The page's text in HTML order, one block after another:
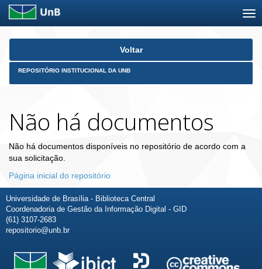
Skip
Voltar
REPOSITÓRIO INSTITUCIONAL DA UNB
Não há documentos
Não há documentos disponíveis no repositório de acordo com a
sua solicitação.
Página inicial do repositório
Universidade de Brasília - Biblioteca Central
Coordenadoria de Gestão da Informação Digital - GID
(61) 3107-2683
repositorio@unb.br